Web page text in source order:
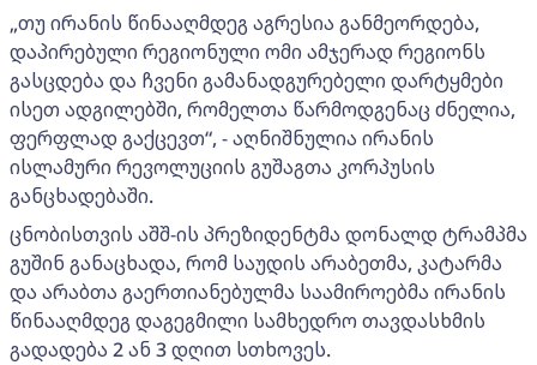
„თუ ირანის წინააღმდეგ აგრესია განმეორდება,
დაპირებული რეგიონული ომი ამჯერად რეგიონს
გასცდება და ჩვენი გამანადგურებელი დარტყმები
ისეთ ადგილებში, რომელთა წარმოდგენაც ძნელია,
ფერფლად გაქცევთ“, - აღნიშნულია ირანის
ისლამური რევოლუციის გუშაგთა კორპუსის
განცხადებაში.
ცნობისთვის აშშ-ის პრეზიდენტმა დონალდ ტრამპმა
გუშინ განაცხადა, რომ საუდის არაბეთმა, კატარმა
და არაბთა გაერთიანებულმა საამიროებმა ირანის
წინააღმდეგ დაგეგმილი სამხედრო თავდასხმის
გადადება 2 ან 3 დღით სთხოვეს.